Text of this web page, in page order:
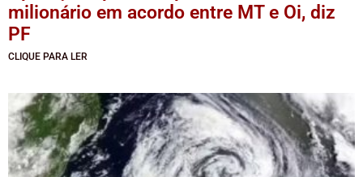
milionário em acordo entre MT e Oi, diz
PF
CLIQUE PARA LER